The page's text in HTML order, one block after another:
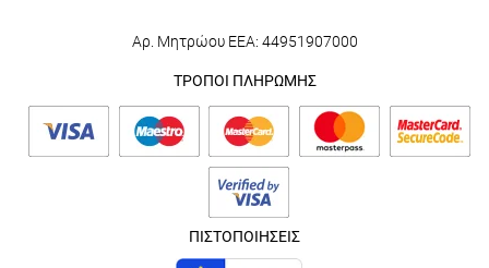
Αρ. Μητρώου ΕΕΑ: 44951907000
ΤΡΟΠΟΙ ΠΛΗΡΩΜΗΣ
ΠΙΣΤΟΠΟΙΗΣΕΙΣ